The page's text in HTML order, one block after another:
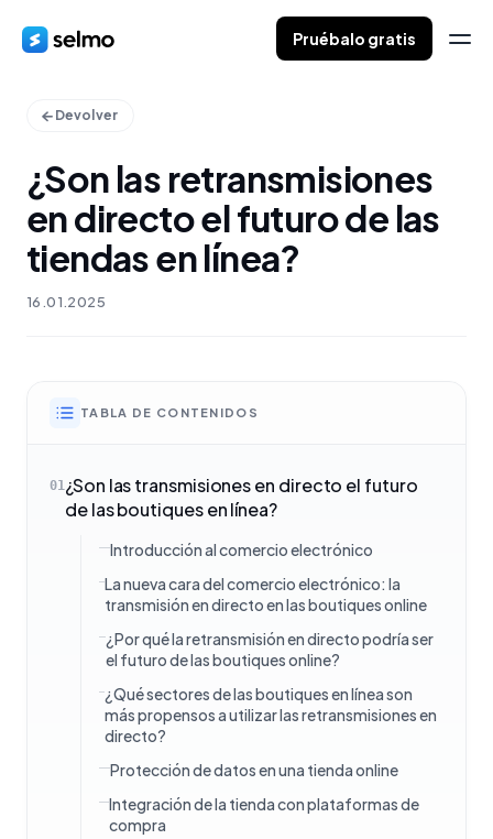
Pruébalo gratis
Devolver
¿Son las retransmisiones
en directo el futuro de las
tiendas en línea?
16.01.2025
TABLA DE CONTENIDOS
01¿Son las transmisiones en directo el futuro
de las boutiques en línea?
Introducción al comercio electrónico
La nueva cara del comercio electrónico: la
transmisión en directo en las boutiques online
¿Por qué la retransmisión en directo podría ser
el futuro de las boutiques online?
¿Qué sectores de las boutiques en línea son
más propensos a utilizar las retransmisiones en
directo?
Protección de datos en una tienda online
Integración de la tienda con plataformas de
compra